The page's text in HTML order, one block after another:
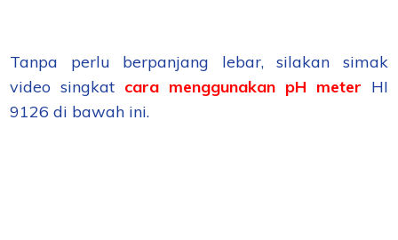
Tanpa perlu berpanjang lebar, silakan simak
video singkat cara menggunakan pH meter HI
9126 di bawah ini.